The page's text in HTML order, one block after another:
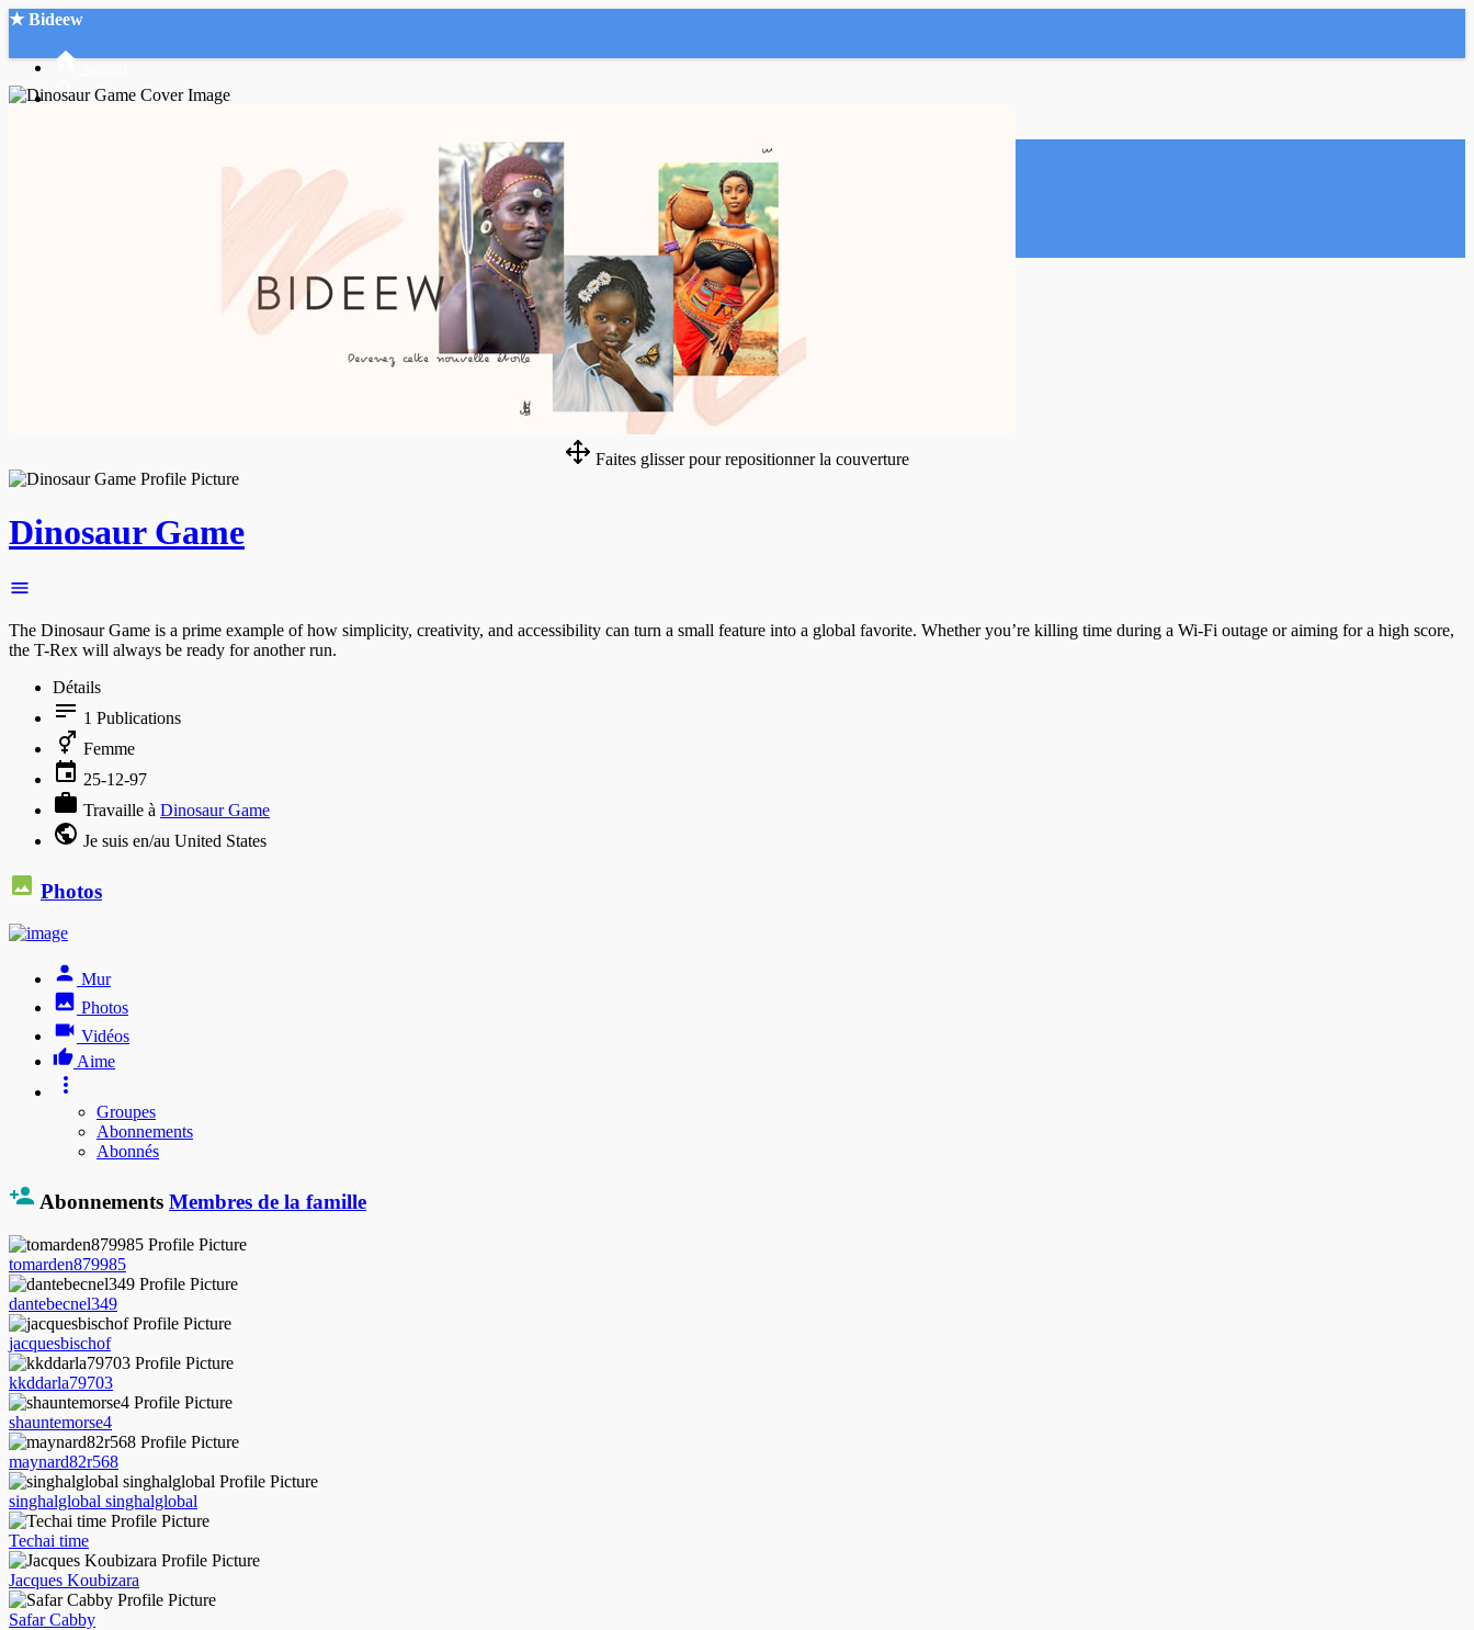
★ Bideew
Faites glisser pour repositionner la couverture
Dinosaur Game
The Dinosaur Game is a prime example of how simplicity, creativity, and accessibility can turn a small feature into a global favorite. Whether you’re killing time during a Wi-Fi outage or aiming for a high score,
the T-Rex will always be ready for another run.
Détails
1 Publications
Femme
25-12-97
Travaille à Dinosaur Game
Je suis en/au United States
Photos
Mur
Photos
Vidéos
Aime
Groupes
Abonnements
Abonnés
Abonnements Membres de la famille
tomarden879985
dantebecnel349
jacquesbischof
kkddarla79703
shauntemorse4
maynard82r568
singhalglobal singhalglobal
Techai time
Jacques Koubizara
Safar Cabby